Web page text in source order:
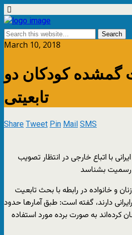
March 10, 2018
کودکان دو
تابعیتی
ShareTweetPinMailSMS
با اتباع خارجی در انتظار تصویب
رسمیت بشناسد
و خانواده در رابطه با بحث تابعیت
دارند، گفته است: طبق آمارها حدود
کرده‌اند به صورت برده مورد استفاده